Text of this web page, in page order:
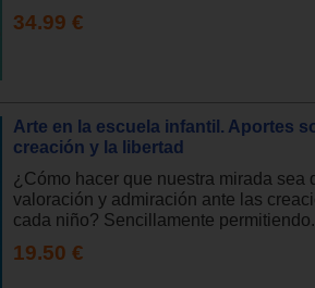
34.99 €
Arte en la escuela infantil. Aportes
creación y la libertad
¿Cómo hacer que nuestra mirada sea
valoración y admiración ante las
cada niño? Sencillamente
19.50 €